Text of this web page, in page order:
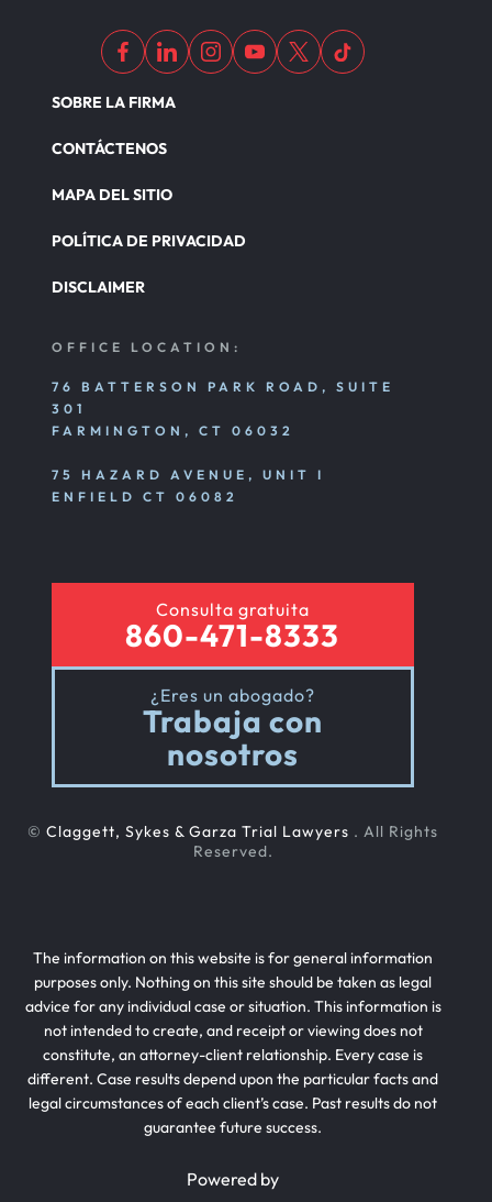
SOBRE LA FIRMA
CONTÁCTENOS
MAPA DEL SITIO
POLÍTICA DE PRIVACIDAD
DISCLAIMER
OFFICE LOCATION:
76 BATTERSON PARK ROAD, SUITE
301
FARMINGTON, CT 06032
75 HAZARD AVENUE, UNIT I
ENFIELD CT 06082
Consulta gratuita
860-471-8333
¿Eres un abogado?
Trabaja con
nosotros
© Claggett, Sykes & Garza Trial Lawyers . All Rights
Reserved.
The information on this website is for general information
purposes only. Nothing on this site should be taken as legal
advice for any individual case or situation. This information is
not intended to create, and receipt or viewing does not
constitute, an attorney-client relationship. Every case is
different. Case results depend upon the particular facts and
legal circumstances of each client’s case. Past results do not
guarantee future success.
Powered by